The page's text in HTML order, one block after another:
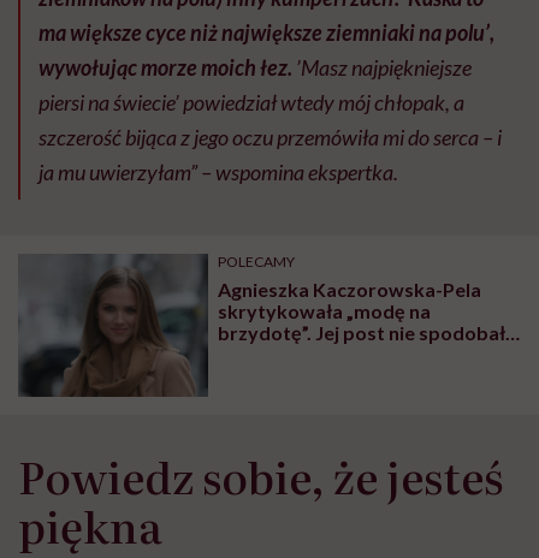
ma większe cyce niż największe ziemniaki na polu’,
wywołując morze moich łez. ’Masz najpiękniejsze
piersi na świecie’ powiedział wtedy mój chłopak, a
szczerość bijąca z jego oczu przemówiła mi do serca – i
ja mu uwierzyłam” – wspomina ekspertka.
POLECAMY
Agnieszka Kaczorowska-Pela
skrytykowała „modę na
brzydotę”. Jej post nie spodobał
Powiedz sobie, że jesteś
piękna